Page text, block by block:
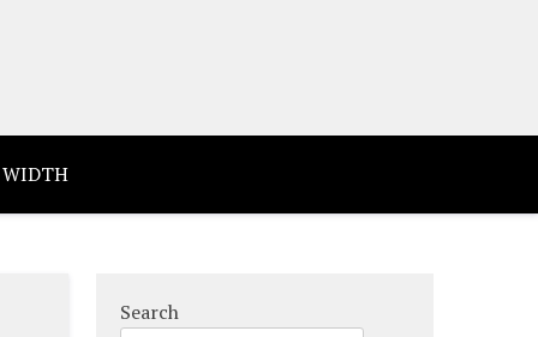
Search